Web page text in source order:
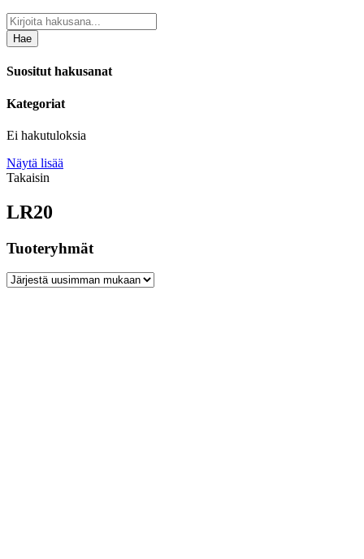
Hae
Suositut hakusanat
Kategoriat
Ei hakutuloksia
Näytä lisää
Takaisin
LR20
Tuoteryhmät